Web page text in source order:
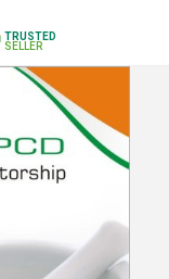
TRUSTED
SELLER